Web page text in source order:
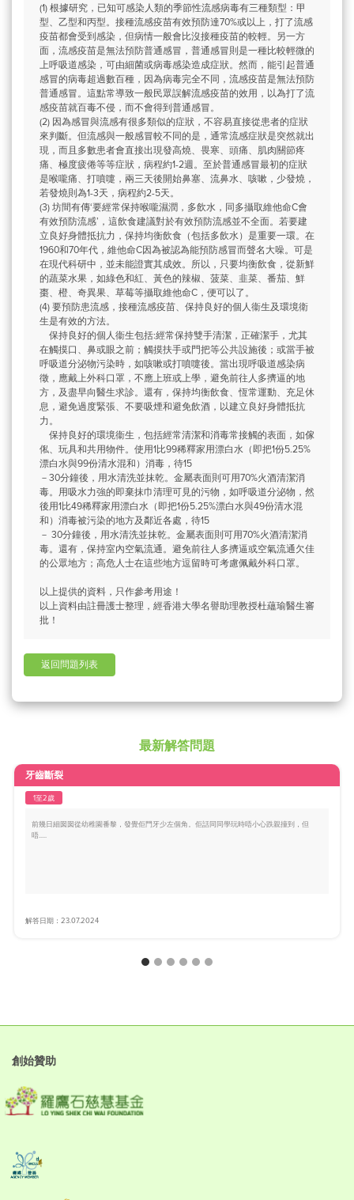
(1) 根據研究，已知可感染人類的季節性流感病毒有三種類型：甲
型、乙型和丙型。接種流感疫苗有效預防達70%或以上，打了流感
疫苗都會受到感染，但病情一般會比沒接種疫苗的較輕。另一方
面，流感疫苗是無法預防普通感冒，普通感冒則是一種比較輕微的
上呼吸道感染，可由細菌或病毒感染造成症狀。然而，能引起普通
感冒的病毒超過數百種，因為病毒完全不同，流感疫苗是無法預防
普通感冒。這點常導致一般民眾誤解流感疫苗的效用，以為打了流
感疫苗就百毒不侵，而不會得到普通感冒。
(2) 因為感冒與流感有很多類似的症狀，不容易直接從患者的症狀
來判斷。但流感與一般感冒較不同的是，通常流感症狀是突然就出
現，而且多數患者會直接出現發高燒、畏寒、頭痛、肌肉關節疼
痛、極度疲倦等等症狀，病程約1-2週。至於普通感冒最初的症狀
是喉嚨痛、打噴嚏，兩三天後開始鼻塞、流鼻水、咳嗽，少發燒，
若發燒則為1-3天，病程約2-5天。
(3) 坊間有傳‘要經常保持喉嚨濕潤，多飲水，同多攝取維他命C會
有效預防流感’，這飲食建議對於有效預防流感並不全面。若要建
立良好身體抵抗力，保持均衡飲食（包括多飲水）是重要一環。在
1960和70年代，維他命C因為被認為能預防感冒而聲名大噪。可是
在現代科研中，並未能證實其成效。所以，只要均衡飲食，從新鮮
的蔬菜水果，如綠色和紅、黃色的辣椒、菠菜、韭菜、番茄、鮮
棗、橙、奇異果、草莓等攝取維他命C，便可以了。
(4) 要預防患流感，接種流感疫苗、保持良好的個人衞生及環境衛
生是有效的方法。
保持良好的個人衞生包括:經常保持雙手清潔，正確潔手，尤其
在觸摸口、鼻或眼之前；觸摸扶手或門把等公共設施後；或當手被
呼吸道分泌物污染時，如咳嗽或打噴嚏後。當出現呼吸道感染病
徵，應戴上外科口罩，不應上班或上學，避免前往人多擠逼的地
方，及盡早向醫生求診。還有，保持均衡飲食、恆常運動、充足休
息，避免過度緊張、不要吸煙和避免飲酒，以建立良好身體抵抗
力。
保持良好的環境衞生，包括經常清潔和消毒常接觸的表面，如傢
俬、玩具和共用物件。使用1比99稀釋家用漂白水（即把1份5.25%
漂白水與99份清水混和）消毒，待15
－30分鐘後，用水清洗並抹乾。金屬表面則可用70%火酒清潔消
毒。用吸水力強的即棄抹巾清理可見的污物，如呼吸道分泌物，然
後用1比49稀釋家用漂白水（即把1份5.25%漂白水與49份清水混
和）消毒被污染的地方及鄰近各處，待15
－ 30分鐘後，用水清洗並抹乾。金屬表面則可用70%火酒清潔消
毒。還有，保持室內空氣流通。避免前往人多擠逼或空氣流通欠佳
的公眾地方；高危人士在這些地方逗留時可考慮佩戴外科口罩。
以上提供的資料，只作參考用途！
以上資料由註冊護士整理，經香港大學名譽助理教授杜蘊瑜醫生審
批！
返回問題列表
最新解答問題
牙齒斷裂
1至2歲
前幾日細囡囡從幼稚園番黎，發覺佢門牙少左個角。佢話同同學玩時唔小心跌親撞到，但
唔.....
解答日期：23.07.2024
創始贊助